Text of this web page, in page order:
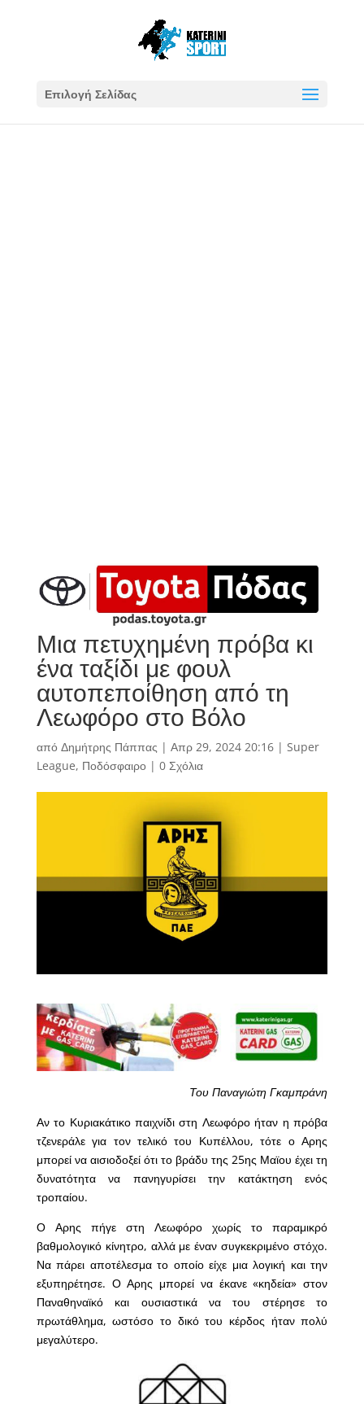
Επιλογή Σελίδας
Μια πετυχημένη πρόβα κι
ένα ταξίδι με φουλ
αυτοπεποίθηση από τη
Λεωφόρο στο Βόλο
από Δημήτρης Πάππας | Απρ 29, 2024 20:16| Super
League, Ποδόσφαιρο| 0 Σχόλια
Του Παναγιώτη Γκαμπράνη
Αν το Κυριακάτικο παιχνίδι στη Λεωφόρο ήταν η πρόβα
τζενεράλε για τον τελικό του Κυπέλλου, τότε ο Αρης
μπορεί να αισιοδοξεί ότι το βράδυ της 25ης Μαϊου έχει τη
δυνατότητα να πανηγυρίσει την κατάκτηση ενός
τροπαίου.
Ο Αρης πήγε στη Λεωφόρο χωρίς το παραμικρό
βαθμολογικό κίνητρο, αλλά με έναν συγκεκριμένο στόχο.
Να πάρει αποτέλεσμα το οποίο είχε μια λογική και την
εξυπηρέτησε. Ο Αρης μπορεί να έκανε «κηδεία» στον
Παναθηναϊκό και ουσιαστικά να του στέρησε το
πρωτάθλημα, ωστόσο το δικό του κέρδος ήταν πολύ
μεγαλύτερο.